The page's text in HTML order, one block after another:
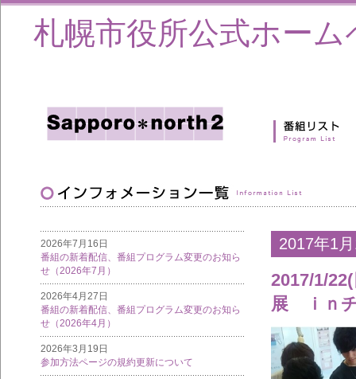
札幌市役所公式ホーム
2026年7月16日
番組の新着配信、番組プログラム変更のお知ら
せ（2026年7月）
2026年4月27日
番組の新着配信、番組プログラム変更のお知ら
せ（2026年4月）
2026年3月19日
参加方法ページの規約更新について
2017年1
2017/1/
展 ｉｎ